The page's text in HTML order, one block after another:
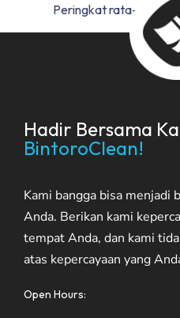
Peringkat rata-rata4.9
Hadir Bersama
BintoroClean!
Kami bangga bisa menjadi
Anda. Berikan kami
tempat Anda, dan kami
atas kepercayaan yang
Open Hours: